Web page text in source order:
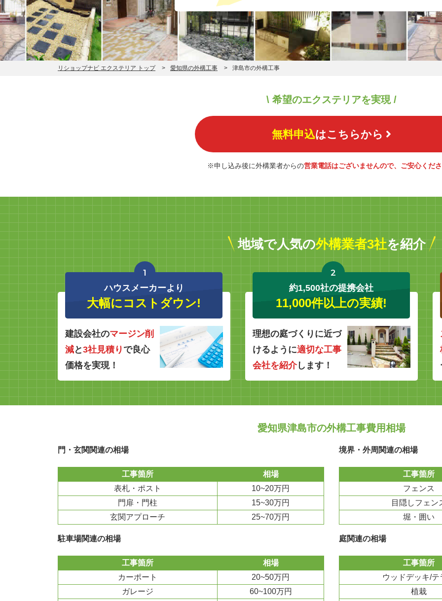
リショップナビ エクステリア トップ 愛知県の外構工事 津島市の外構工事
\ 希望のエクステリアを実現 /
無料申込はこちらから
※申し込み後に外構業者からの営業電話はございませんので、ご安心くだ
地域で人気の外構業者3社を紹介
1
ハウスメーカーより
大幅にコストダウン!
建設会社のマージン削
減と3社見積り で良心
価格を実現！
2
約1,500社の提携会社
11,000件以上の実績!
理想の庭づくりに近づ
けるように適切な工事
会社を紹介します！
愛知県津島市の外構工事費用相場
門・玄関関連の相場
工事箇所
相場
表札・ポスト
10~20万円
門扉・門柱
15~30万円
玄関アプローチ
25~70万円
境界・外周関連の相場
工事箇所
フェンス
目隠しフェン
堀・囲い
駐車場関連の相場
工事箇所
相場
カーポート
20~50万円
ガレージ
60~100万円
庭関連の相場
工事箇所
ウッドデッキ/テ
植栽